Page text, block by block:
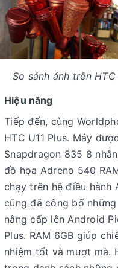
So sánh ảnh trên
Hiệu năng
Tiếp đến, cùng
HTC U11 Plus. Máy
Snapdragon 835 8
đồ họa Adreno 540
chạy trên hệ điều hành
cũng đã công bố
nâng cấp lên Android
Plus. RAM 6GB giúp
nhiệm tốt và mượt mà.